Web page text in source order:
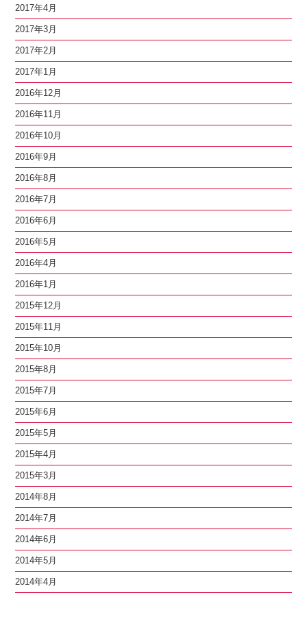
2017年4月
2017年3月
2017年2月
2017年1月
2016年12月
2016年11月
2016年10月
2016年9月
2016年8月
2016年7月
2016年6月
2016年5月
2016年4月
2016年1月
2015年12月
2015年11月
2015年10月
2015年8月
2015年7月
2015年6月
2015年5月
2015年4月
2015年3月
2014年8月
2014年7月
2014年6月
2014年5月
2014年4月